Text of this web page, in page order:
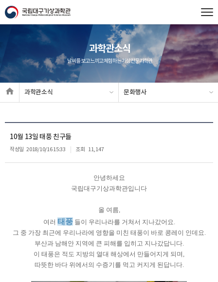
과학관소식
날씨를 보고 느끼고 체험하는 기상전문과학관
과학관소식 문화행사
10월 13일 태풍 친구들
작성일 2018/10/16 15:33 조회 11,147
안녕하세요
국립대구기상과학관입니다
올 여름,
여러 태풍 들이 우리나라를 거쳐서 지나갔어요.
그 중 가장 최근에 우리나라에 영향을 미친 태풍이 바로 콩레이 인데요.
부산과 남해안 지역에 큰 피해를 입히고 지나갔답니다.
이 태풍은 적도 지방의 열대 해상에서 만들어지게 되며,
따뜻한 바다 위에서의 수증기를 먹고 커지게 된답니다.